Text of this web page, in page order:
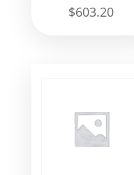
$603.20